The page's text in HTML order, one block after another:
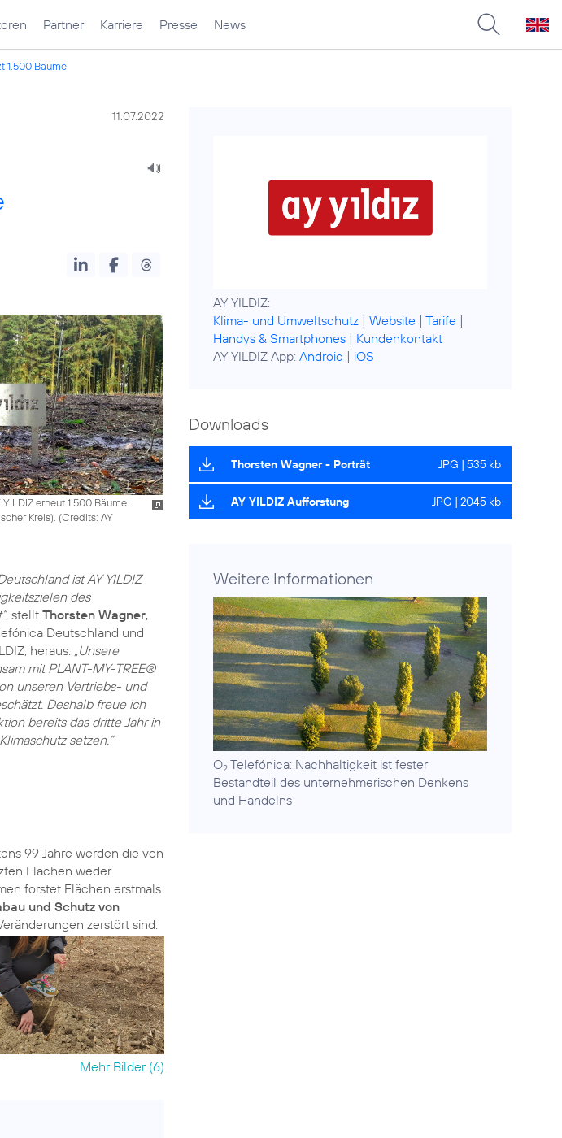
Partner Karriere Presse News
1.500 Bäume
11.07.2022
erneut 1.500 Bäume.
Kreis). (Credits: AY
ist AY YILDIZ
des
, stellt Thorsten Wagner,
Deutschland und
heraus.
„Unsere
mit PLANT-MY-TREE®
unseren Vertriebs- und
Deshalb freue ich
bereits das dritte Jahr in
setzen.“
99 Jahre werden die von
Flächen weder
forstet Flächen erstmals
und Schutz von
zerstört sind.
Mehr Bilder (6)
Klima- und Umweltschutz |Website |Tarife |
Handys & Smartphones | Kundenkontakt
AY YILDIZ App:Android | iOS
Downloads
Thorsten Wagner - Porträt JPG | 535 kb
AY YILDIZ Aufforstung JPG | 2045 kb
Weitere Informationen
O2 Telefónica: Nachhaltigkeit ist fester
Bestandteil des unternehmerischen Denkens
und Handelns